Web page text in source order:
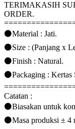
TERIMAKASIH
ORDER.
⚫Material : Jati.
⚫Size : (Panjang x
⚫Finish : Natural.
⚫Packaging : Kertas
Catatan :
⚫Biasakan untuk
⚫Masa produksi ± 4